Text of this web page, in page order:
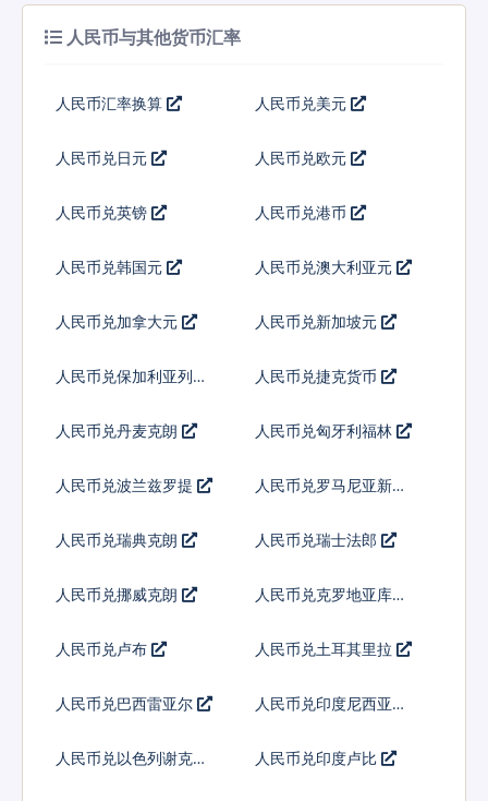
人民币与其他货币汇率
人民币汇率换算 人民币兑美元
人民币兑日元 人民币兑欧元
人民币兑英镑 人民币兑港币
人民币兑韩国元 人民币兑澳大利亚元
人民币兑加拿大元 人民币兑新加坡元
人民币兑保加利亚列弗 人民币兑捷克货币
人民币兑丹麦克朗 人民币兑匈牙利福林
人民币兑波兰兹罗提
人民币兑罗马尼亚新列
人民币兑瑞典克朗 人民币兑瑞士法郎
人民币兑挪威克朗 人民币兑克罗地亚库纳
人民币兑卢布 人民币兑土耳其里拉
人民币兑巴西雷亚尔
人民币兑印度尼西亚卢
人民币兑以色列谢克尔 人民币兑印度卢比